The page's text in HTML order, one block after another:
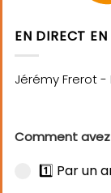
EN DIRECT
Comment
1️⃣ Par un